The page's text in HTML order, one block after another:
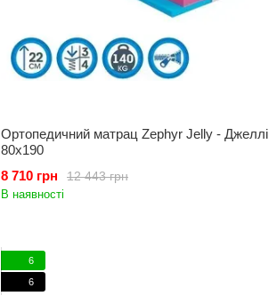
Ортопедичний матрац Zephyr Jelly - Джеллі
80x190
12 443 грн
8 710 грн
В наявності
6
6